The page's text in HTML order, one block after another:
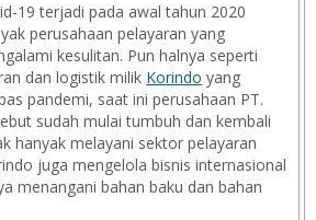
19 terjadi pada awal tahun 2020
perusahaan pelayaran yang
kesulitan. Pun halnya seperti
dan logistik milik Korindo yang
pandemi, saat ini perusahaan PT.
sudah mulai tumbuh dan kembali
hanyak melayani sektor pelayaran
juga mengelola bisnis internasional
menangani bahan baku dan bahan